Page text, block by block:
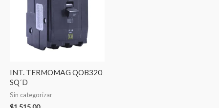
INT. TERMOMAG QOB320
SQ´D
Sin categorizar